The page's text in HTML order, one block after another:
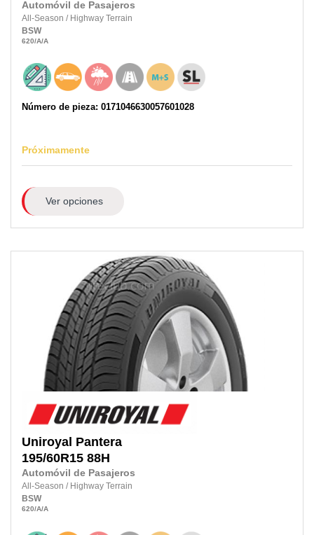
Automóvil de Pasajeros
All-Season / Highway Terrain
BSW
620/A/A
Número de pieza: 0171046630057601028
Próximamente
Ver opciones
Uniroyal Pantera
195/60R15 88H
Automóvil de Pasajeros
All-Season / Highway Terrain
BSW
620/A/A